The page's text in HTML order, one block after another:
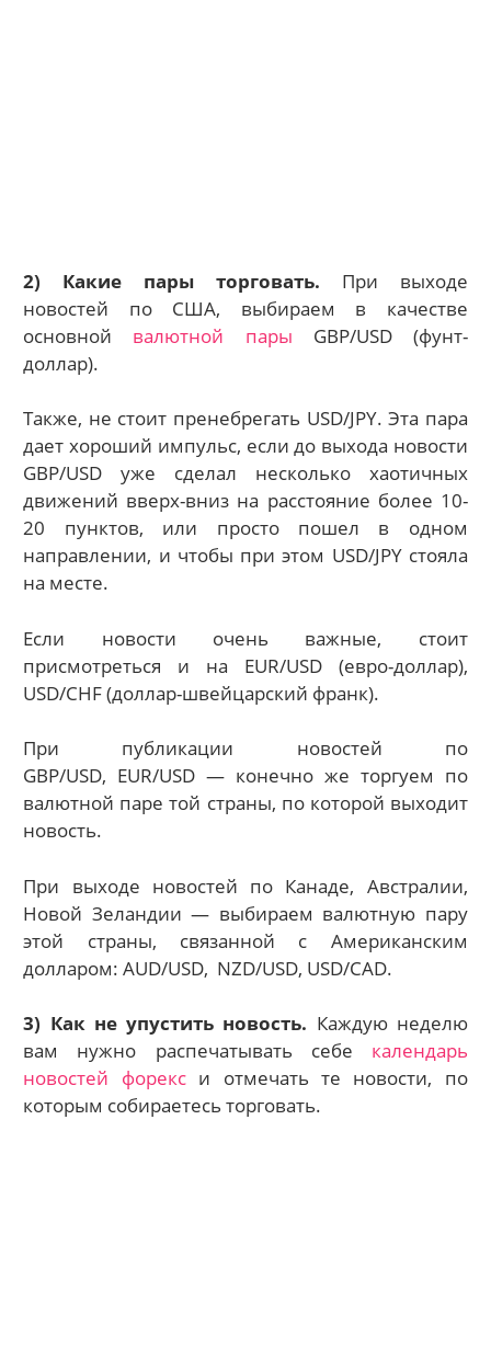
2) Какие пары торговать. При выходе
новостей по США, выбираем в качестве
основной валютной пары GBP/USD (фунт-
доллар).
Также, не стоит пренебрегать USD/JPY. Эта пара
дает хороший импульс, если до выхода новости
GBP/USD уже сделал несколько хаотичных
движений вверх-вниз на расстояние более 10-
20 пунктов, или просто пошел в одном
направлении, и чтобы при этом USD/JPY стояла
на месте.
Если новости очень важные, стоит
присмотреться и на EUR/USD (евро-доллар),
USD/CHF (доллар-швейцарский франк).
При публикации новостей по
GBP/USD, EUR/USD — конечно же торгуем по
валютной паре той страны, по которой выходит
новость.
При выходе новостей по Канаде, Австралии,
Новой Зеландии — выбираем валютную пару
этой страны, связанной с Американским
долларом: AUD/USD, NZD/USD, USD/CAD.
3) Как не упустить новость. Каждую неделю
вам нужно распечатывать себе календарь
новостей форекси отмечать те новости, по
которым собираетесь торговать.